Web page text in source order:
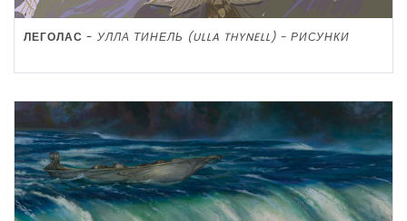
ЛЕГОЛАС - УЛЛА ТИНЕЛЬ (ULLA THYNELL) - РИСУНКИ